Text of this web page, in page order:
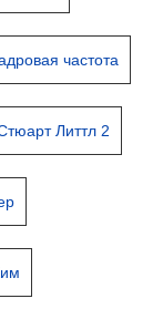
частота
Литтл 2